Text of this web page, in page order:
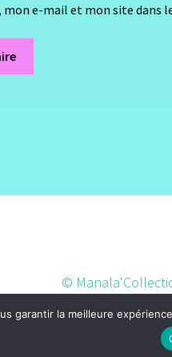
e-mail et mon site dans
©
garantir la meilleure